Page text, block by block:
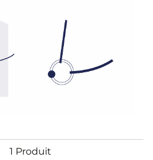
1 Produit